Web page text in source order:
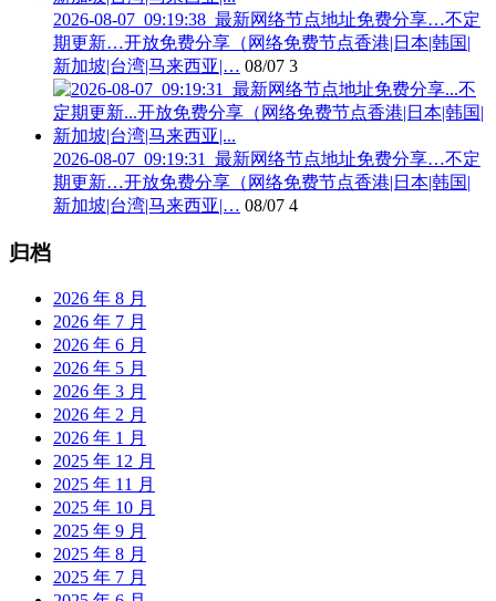
2026-08-07_09:19:38_最新网络节点地址免费分享…不定
期更新…开放免费分享（网络免费节点香港|日本|韩国|
新加坡|台湾|马来西亚|… 08/07 3
2026-08-07_09:19:31_最新网络节点地址免费分享…不定
期更新…开放免费分享（网络免费节点香港|日本|韩国|
新加坡|台湾|马来西亚|… 08/07 4
归档
2026 年 8 月
2026 年 7 月
2026 年 6 月
2026 年 5 月
2026 年 3 月
2026 年 2 月
2026 年 1 月
2025 年 12 月
2025 年 11 月
2025 年 10 月
2025 年 9 月
2025 年 8 月
2025 年 7 月